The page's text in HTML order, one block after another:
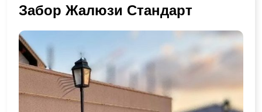
Забор Жалюзи Стандарт